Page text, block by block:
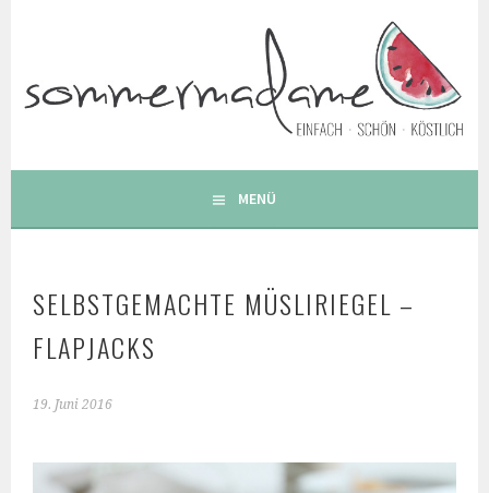
FOODBLOG – GESUNDE LECKERE EINFACHE BUNTE UND
BESONDERE REZEPTE
MENÜ
SELBSTGEMACHTE MÜSLIRIEGEL –
FLAPJACKS
19. Juni 2016